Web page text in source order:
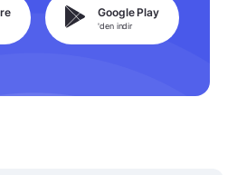
Google Play
'den indir